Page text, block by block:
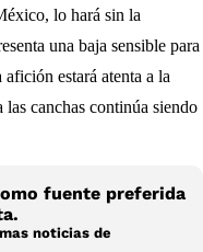
lo hará sin la
una baja sensible para
estará atenta a la
canchas continúa siendo
fuente preferida
noticias de